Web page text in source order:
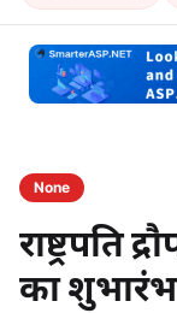
None
राष्ट्रपति
का